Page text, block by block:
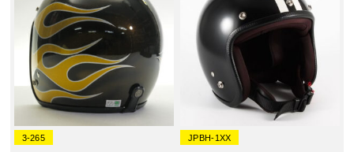
3-265 JPBH-1XX